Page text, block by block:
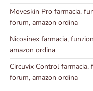
Moveskin Pro farmacia,
forum, amazon ordina
Nicosinex farmacia,
amazon ordina
Circuvix Control farmacia,
forum, amazon ordina